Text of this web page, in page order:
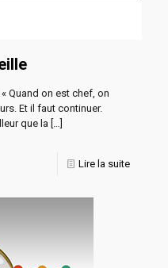
Quand on est chef, on
Et il faut continuer.
que la […]
Lire la suite